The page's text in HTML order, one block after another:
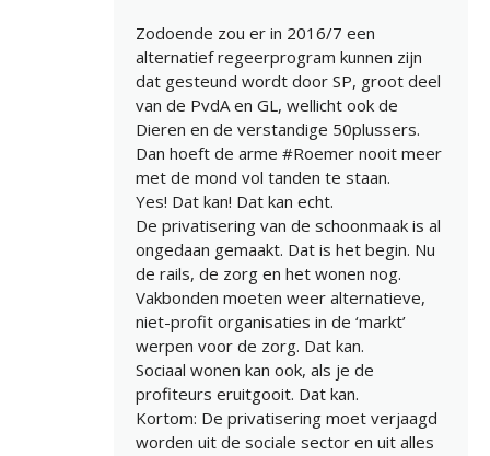
Zodoende zou er in 2016/7 een
alternatief regeerprogram kunnen zijn
dat gesteund wordt door SP, groot deel
van de PvdA en GL, wellicht ook de
Dieren en de verstandige 50plussers.
Dan hoeft de arme #Roemer nooit meer
met de mond vol tanden te staan.
Yes! Dat kan! Dat kan echt.
De privatisering van de schoonmaak is al
ongedaan gemaakt. Dat is het begin. Nu
de rails, de zorg en het wonen nog.
Vakbonden moeten weer alternatieve,
niet-profit organisaties in de ‘markt’
werpen voor de zorg. Dat kan.
Sociaal wonen kan ook, als je de
profiteurs eruitgooit. Dat kan.
Kortom: De privatisering moet verjaagd
worden uit de sociale sector en uit alles